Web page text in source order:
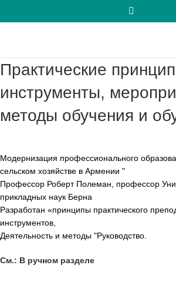
Практические принципы,
инструменты,
методы обучения и
Модернизация профессионального
сельском хозяйстве в Армении "
Профессор Роберт Полеман, профессор
прикладных наук Берна
Разработан «принципы практического
инструментов,
Деятельность и методы "Руководство.
См.: В ручном разделе